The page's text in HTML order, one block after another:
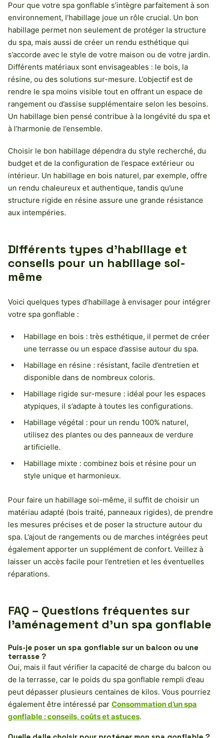
Pour que votre spa gonflable s’intègre parfaitement à son
environnement, l’habillage joue un rôle crucial. Un bon
habillage permet non seulement de protéger la structure
du spa, mais aussi de créer un rendu esthétique qui
s’accorde avec le style de votre maison ou de votre jardin.
Différents matériaux sont envisageables : le bois, la
résine, ou des solutions sur-mesure. L’objectif est de
rendre le spa moins visible tout en offrant un espace de
rangement ou d’assise supplémentaire selon les besoins.
Un habillage bien pensé contribue à la longévité du spa et
à l’harmonie de l’ensemble.
Choisir le bon habillage dépendra du style recherché, du
budget et de la configuration de l’espace extérieur ou
intérieur. Un habillage en bois naturel, par exemple, offre
un rendu chaleureux et authentique, tandis qu’une
structure rigide en résine assure une grande résistance
aux intempéries.
Différents types d’habillage et
conseils pour un habillage soi-
même
Voici quelques types d’habillage à envisager pour intégrer
votre spa gonflable :
Habillage en bois : très esthétique, il permet de créer
une terrasse ou un espace d’assise autour du spa.
Habillage en résine : résistant, facile d’entretien et
disponible dans de nombreux coloris.
Habillage rigide sur-mesure : idéal pour les espaces
atypiques, il s’adapte à toutes les configurations.
Habillage végétal : pour un rendu 100% naturel,
utilisez des plantes ou des panneaux de verdure
artificielle.
Habillage mixte : combinez bois et résine pour un
style unique et harmonieux.
Pour faire un habillage soi-même, il suffit de choisir un
matériau adapté (bois traité, panneaux rigides), de prendre
les mesures précises et de poser la structure autour du
spa. L’ajout de rangements ou de marches intégrées peut
également apporter un supplément de confort. Veillez à
laisser un accès facile pour l’entretien et les éventuelles
réparations.
FAQ – Questions fréquentes sur
l’aménagement d’un spa gonflable
Puis-je poser un spa gonflable sur un balcon ou une
terrasse ?
Oui, mais il faut vérifier la capacité de charge du balcon ou
de la terrasse, car le poids du spa gonflable rempli d’eau
peut dépasser plusieurs centaines de kilos. Vous pourriez
également être intéressé par Consommation d’un spa
gonflable : conseils, coûts et astuces.